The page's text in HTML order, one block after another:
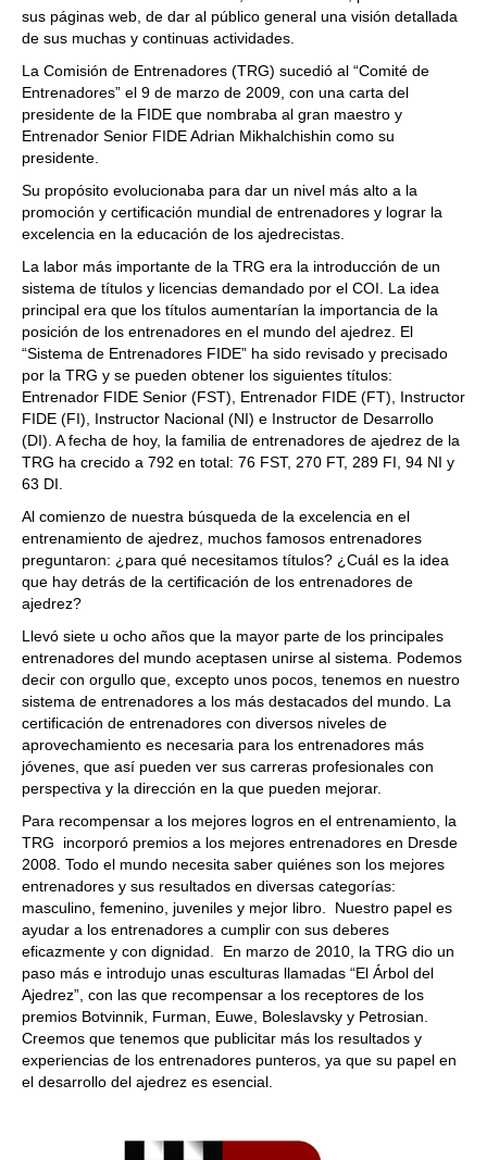
sus páginas web, de dar al público general una visión detallada
de sus muchas y continuas actividades.
La Comisión de Entrenadores (TRG) sucedió al “Comité de
Entrenadores” el 9 de marzo de 2009, con una carta del
presidente de la FIDE que nombraba al gran maestro y
Entrenador Senior FIDE Adrian Mikhalchishin como su
presidente.
Su propósito evolucionaba para dar un nivel más alto a la
promoción y certificación mundial de entrenadores y lograr la
excelencia en la educación de los ajedrecistas.
La labor más importante de la TRG era la introducción de un
sistema de títulos y licencias demandado por el COI. La idea
principal era que los títulos aumentarían la importancia de la
posición de los entrenadores en el mundo del ajedrez. El
“Sistema de Entrenadores FIDE” ha sido revisado y precisado
por la TRG y se pueden obtener los siguientes títulos:
Entrenador FIDE Senior (FST), Entrenador FIDE (FT), Instructor
FIDE (FI), Instructor Nacional (NI) e Instructor de Desarrollo
(DI). A fecha de hoy, la familia de entrenadores de ajedrez de la
TRG ha crecido a 792 en total: 76 FST, 270 FT, 289 FI, 94 NI y
63 DI.
Al comienzo de nuestra búsqueda de la excelencia en el
entrenamiento de ajedrez, muchos famosos entrenadores
preguntaron: ¿para qué necesitamos títulos? ¿Cuál es la idea
que hay detrás de la certificación de los entrenadores de
ajedrez?
Llevó siete u ocho años que la mayor parte de los principales
entrenadores del mundo aceptasen unirse al sistema. Podemos
decir con orgullo que, excepto unos pocos, tenemos en nuestro
sistema de entrenadores a los más destacados del mundo. La
certificación de entrenadores con diversos niveles de
aprovechamiento es necesaria para los entrenadores más
jóvenes, que así pueden ver sus carreras profesionales con
perspectiva y la dirección en la que pueden mejorar.
Para recompensar a los mejores logros en el entrenamiento, la
TRG incorporó premios a los mejores entrenadores en Dresde
2008. Todo el mundo necesita saber quiénes son los mejores
entrenadores y sus resultados en diversas categorías:
masculino, femenino, juveniles y mejor libro. Nuestro papel es
ayudar a los entrenadores a cumplir con sus deberes
eficazmente y con dignidad. En marzo de 2010, la TRG dio un
paso más e introdujo unas esculturas llamadas “El Árbol del
Ajedrez”, con las que recompensar a los receptores de los
premios Botvinnik, Furman, Euwe, Boleslavsky y Petrosian.
Creemos que tenemos que publicitar más los resultados y
experiencias de los entrenadores punteros, ya que su papel en
el desarrollo del ajedrez es esencial.